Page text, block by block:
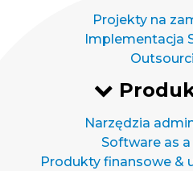
Projekty na
Implementacja
Narzędzia
Software as a
Produkty finansowe &